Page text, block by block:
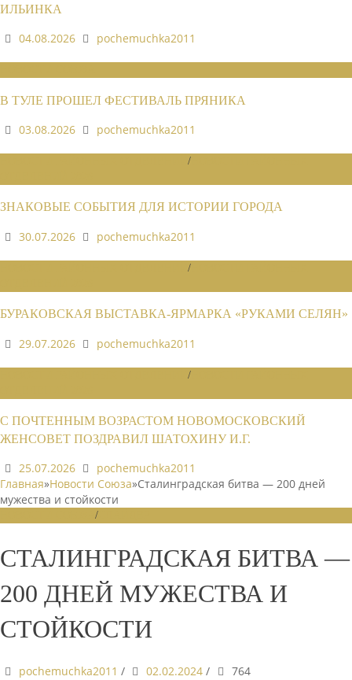
ИЛЬИНКА
04.08.2026
pochemuchka2011
В ТУЛЕ ПРОШЕЛ ФЕСТИВАЛЬ ПРЯНИКА
03.08.2026
pochemuchka2011
/
ЗНАКОВЫЕ СОБЫТИЯ ДЛЯ ИСТОРИИ ГОРОДА
30.07.2026
pochemuchka2011
/
БУРАКОВСКАЯ ВЫСТАВКА-ЯРМАРКА «РУКАМИ СЕЛЯН»
29.07.2026
pochemuchka2011
/
С ПОЧТЕННЫМ ВОЗРАСТОМ НОВОМОСКОВСКИЙ
ЖЕНСОВЕТ ПОЗДРАВИЛ ШАТОХИНУ И.Г.
25.07.2026
pochemuchka2011
Главная»Новости Союза»Сталинградская битва — 200 дней
мужества и стойкости
/
СТАЛИНГРАДСКАЯ БИТВА —
200 ДНЕЙ МУЖЕСТВА И
СТОЙКОСТИ
pochemuchka2011 / 02.02.2024 / 764